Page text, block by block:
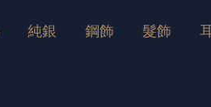
純銀 鋼飾 髮飾